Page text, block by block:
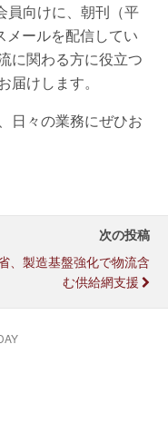
員向けに、朝刊（平
メールを配信してい
に関わる方に役立つ
けします。
日々の業務にぜひお
次の投稿
、製造基盤強化で物流含
む供給網支援